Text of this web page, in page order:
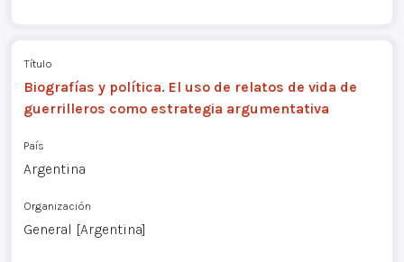
Título
Biografías y política. El uso de relatos de vida de
guerrilleros como estrategia argumentativa
País
Argentina
Organización
General [Argentina]